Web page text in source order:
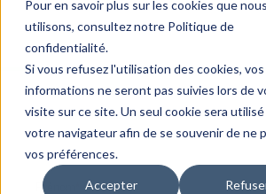
Pour en savoir plus sur les cookies que nous
utilisons, consultez notre Politique de
confidentialité.
Si vous refusez l'utilisation des cookies, vos
informations ne seront pas suivies lors de
visite sur ce site. Un seul cookie sera utilisé
votre navigateur afin de se souvenir de ne
vos préférences.
Accepter